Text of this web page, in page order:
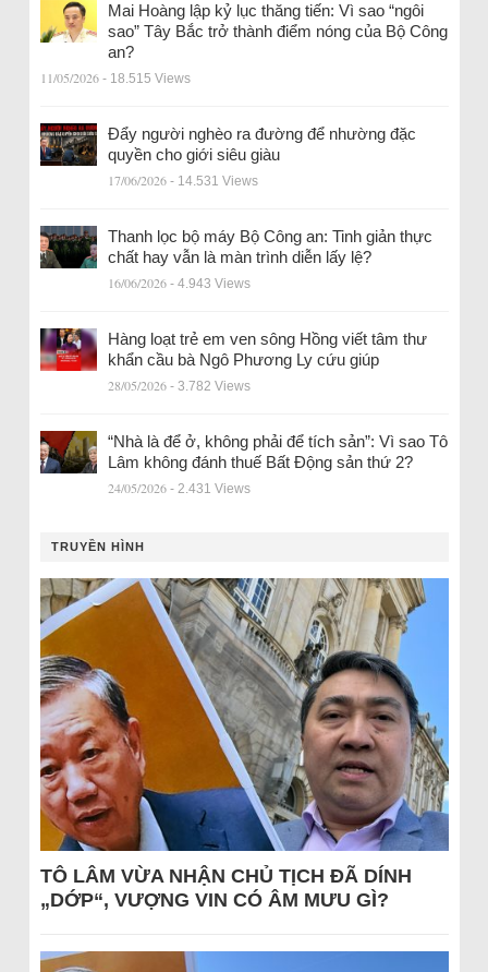
Mai Hoàng lập kỷ lục thăng tiến: Vì sao “ngôi
sao” Tây Bắc trở thành điểm nóng của Bộ Công
an?
11/05/2026 - 18.515 Views
Đẩy người nghèo ra đường để nhường đặc
quyền cho giới siêu giàu
17/06/2026 - 14.531 Views
Thanh lọc bộ máy Bộ Công an: Tinh giản thực
chất hay vẫn là màn trình diễn lấy lệ?
16/06/2026 - 4.943 Views
Hàng loạt trẻ em ven sông Hồng viết tâm thư
khẩn cầu bà Ngô Phương Ly cứu giúp
28/05/2026 - 3.782 Views
“Nhà là để ở, không phải để tích sản”: Vì sao Tô
Lâm không đánh thuế Bất Động sản thứ 2?
24/05/2026 - 2.431 Views
TRUYỀN HÌNH
TÔ LÂM VỪA NHẬN CHỦ TỊCH ĐÃ DÍNH
„DỚP“, VƯỢNG VIN CÓ ÂM MƯU GÌ?